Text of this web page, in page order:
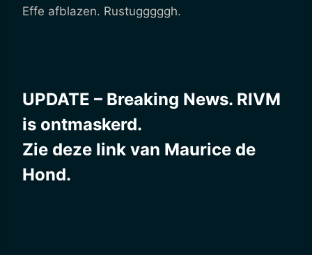
Effe afblazen. Rustugggggh.
UPDATE – Breaking News. RIVM
is ontmaskerd.
Zie deze link van Maurice de
Hond.